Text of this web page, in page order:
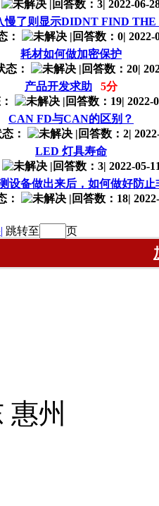
回答数：3 2022-06-
慢了则显示DIDNT FIND
： | 回答数：0| 2022-
耗材如何做加密保护
态： | 回答数：20|
产品开发求助
5分
| 回答数：19| 2022-
CAN FD与CAN的区别？
： | 回答数：2|
LED 灯具寿命
| 回答数：3| 2022-05-
设备做出来后，如何做好防止
： | 回答数：18|
跳转至 页
惠州